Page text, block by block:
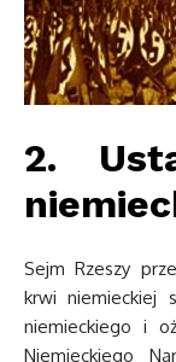
2.
Sejm Rzeszy
krwi niemieckiej
niemieckiego i
Niemieckiego